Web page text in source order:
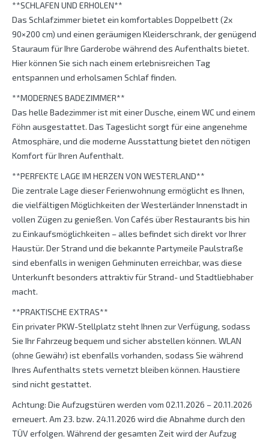
**SCHLAFEN UND ERHOLEN**
Das Schlafzimmer bietet ein komfortables Doppelbett (2x
90×200 cm) und einen geräumigen Kleiderschrank, der genügend
Stauraum für Ihre Garderobe während des Aufenthalts bietet.
Hier können Sie sich nach einem erlebnisreichen Tag
entspannen und erholsamen Schlaf finden.
**MODERNES BADEZIMMER**
Das helle Badezimmer ist mit einer Dusche, einem WC und einem
Föhn ausgestattet. Das Tageslicht sorgt für eine angenehme
Atmosphäre, und die moderne Ausstattung bietet den nötigen
Komfort für Ihren Aufenthalt.
**PERFEKTE LAGE IM HERZEN VON WESTERLAND**
Die zentrale Lage dieser Ferienwohnung ermöglicht es Ihnen,
die vielfältigen Möglichkeiten der Westerländer Innenstadt in
vollen Zügen zu genießen. Von Cafés über Restaurants bis hin
zu Einkaufsmöglichkeiten – alles befindet sich direkt vor Ihrer
Haustür. Der Strand und die bekannte Partymeile Paulstraße
sind ebenfalls in wenigen Gehminuten erreichbar, was diese
Unterkunft besonders attraktiv für Strand- und Stadtliebhaber
macht.
**PRAKTISCHE EXTRAS**
Ein privater PKW-Stellplatz steht Ihnen zur Verfügung, sodass
Sie Ihr Fahrzeug bequem und sicher abstellen können. WLAN
(ohne Gewähr) ist ebenfalls vorhanden, sodass Sie während
Ihres Aufenthalts stets vernetzt bleiben können. Haustiere
sind nicht gestattet.
Achtung: Die Aufzugstüren werden vom 02.11.2026 – 20.11.2026
erneuert. Am 23. bzw. 24.11.2026 wird die Abnahme durch den
TÜV erfolgen. Während der gesamten Zeit wird der Aufzug